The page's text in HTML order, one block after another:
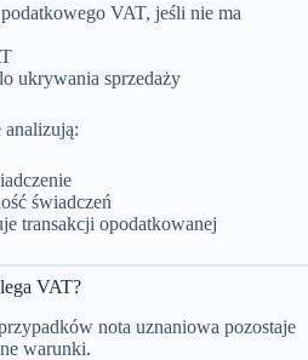
VAT, jeśli nie ma
ukrywania sprzedaży
świadczeń
transakcji opodatkowanej
VAT?
nota uznaniowa pozostaje
warunki.